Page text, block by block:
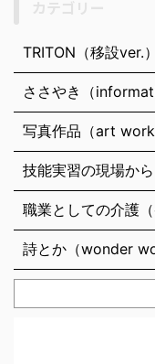
TRITON（移設ver.）
ささやき（
写真作品（art
技能実習の現場か
職業としての介護
詩とか（wonder